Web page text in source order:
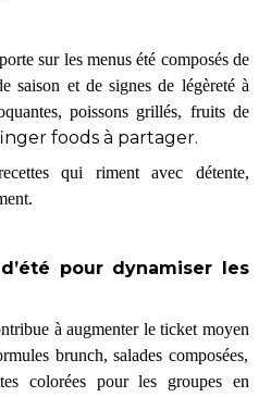
sur les menus été composés de
saison et de signes de légèreté à
poissons grillés, fruits de
foods à partager.
qui riment avec détente,
pour dynamiser les
à augmenter le ticket moyen
brunch, salades composées,
colorées pour les groupes en